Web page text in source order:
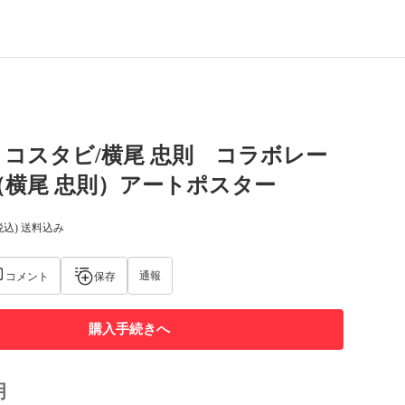
スタビ/横尾 忠則 コラボレー
尾 忠則）アートポスター
込) 送料込み
コメント 保存 通報
購入手続きへ